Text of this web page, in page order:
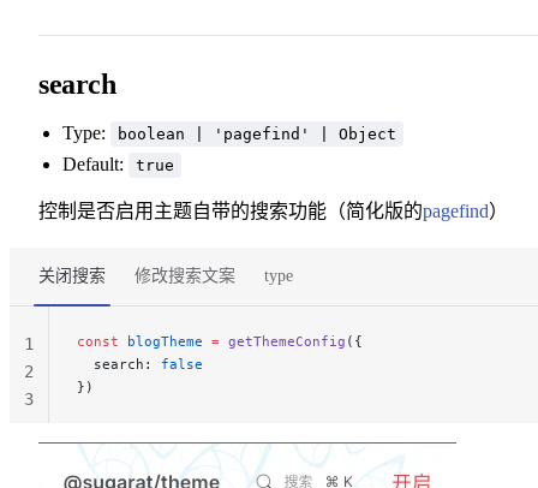
search
Type: boolean | 'pagefind' | Object
Default: true
控制是否启用主题自带的搜索功能（简化版的pagefind）
关闭搜索 修改搜索文案 type
const blogTheme = getThemeConfig ({
  search:
false
})
1
2
3